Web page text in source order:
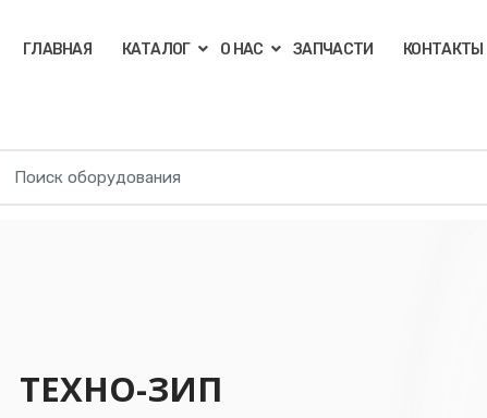
ГЛАВНАЯ КАТАЛОГ О НАС ЗАПЧАСТИ КОНТАКТЫ
TЕХНО-ЗИП